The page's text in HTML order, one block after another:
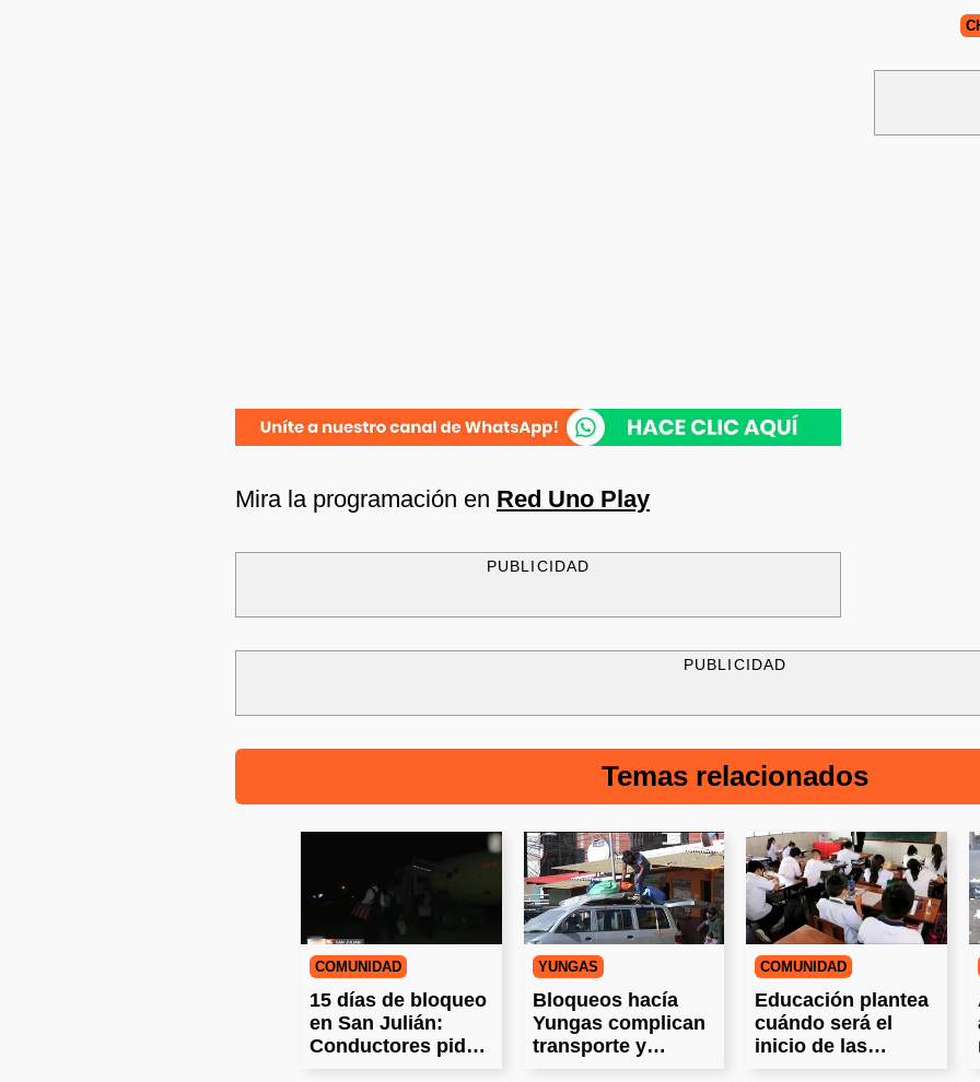
Mira la programación en Red Uno Play
PUBLICIDAD
PUBLICIDAD
Temas relacionados
COMUNIDAD
15 días de bloqueo
en San Julián:
Conductores piden
YUNGAS
Bloqueos hacía
Yungas complican
transporte y
COMUNIDAD
Educación plantea
cuándo será el
inicio de las